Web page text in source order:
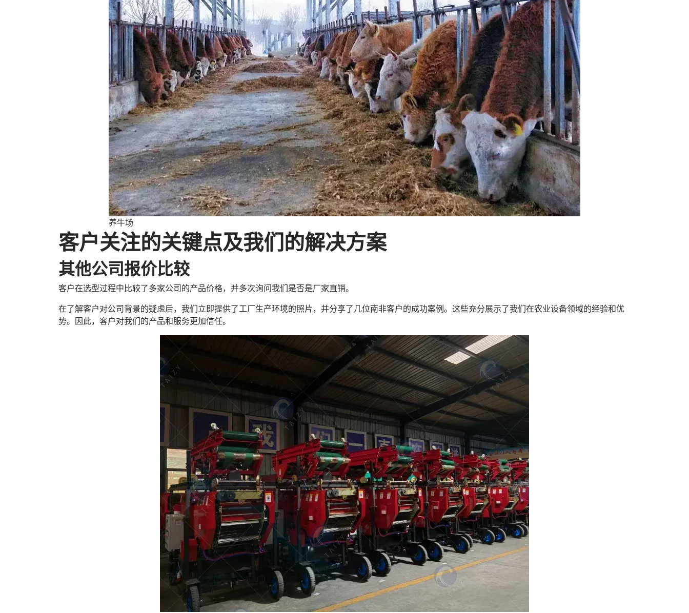
养牛场
客户关注的关键点及我们的解决方案
其他公司报价比较
客户在选型过程中比较了多家公司的产品价格，并多次询问我们是否是厂家直销。
在了解客户对公司背景的疑虑后，我们立即提供了工厂生产环境的照片，并分享了几位南非客户的成功案例。这些充分展示了我们在农业设备领域的经验和优
势。因此，客户对我们的产品和服务更加信任。